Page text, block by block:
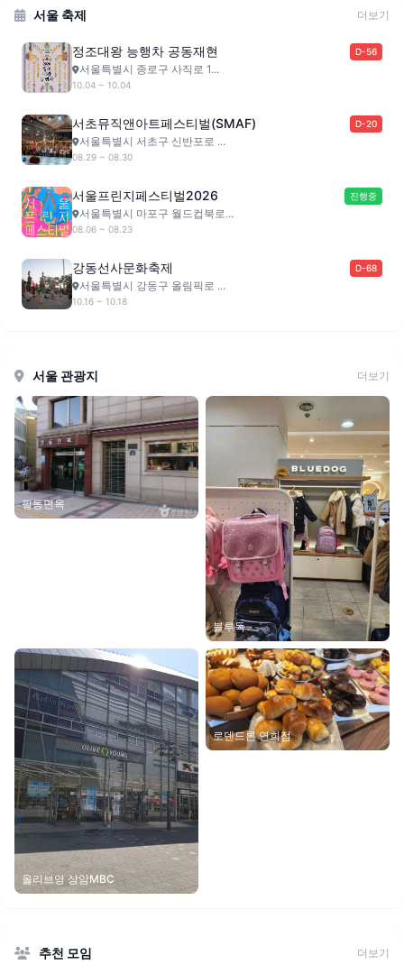
서울 축제 더보기
정조대왕 능행차 공동재현 D-56
서울특별시 종로구 사직로 1...
10.04 ~ 10.04
서초뮤직앤아트페스티벌(SMAF) D-20
서울특별시 서초구 신반포로 ...
08.29 ~ 08.30
서울프린지페스티벌2026 진행중
서울특별시 마포구 월드컵북로...
08.06 ~ 08.23
강동선사문화축제 D-68
서울특별시 강동구 올림픽로 ...
10.16 ~ 10.18
서울 관광지 더보기
필동면옥
블루독
올리브영 상암MBC
로덴드론 연희점
추천 모임 더보기